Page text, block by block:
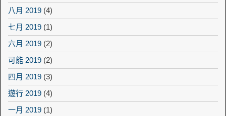
八月 2019 (4)
七月 2019 (1)
六月 2019 (2)
可能 2019 (2)
四月 2019 (3)
遊行 2019 (4)
一月 2019 (1)